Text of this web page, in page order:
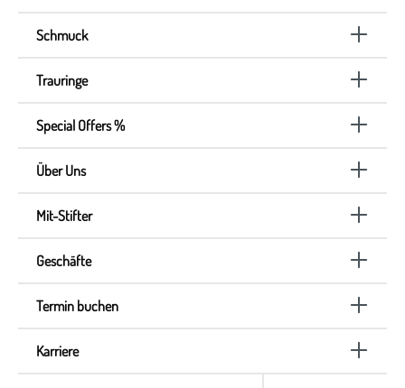
Schmuck
Trauringe
Special Offers %
Über Uns
Mit-Stifter
Geschäfte
Termin buchen
Karriere